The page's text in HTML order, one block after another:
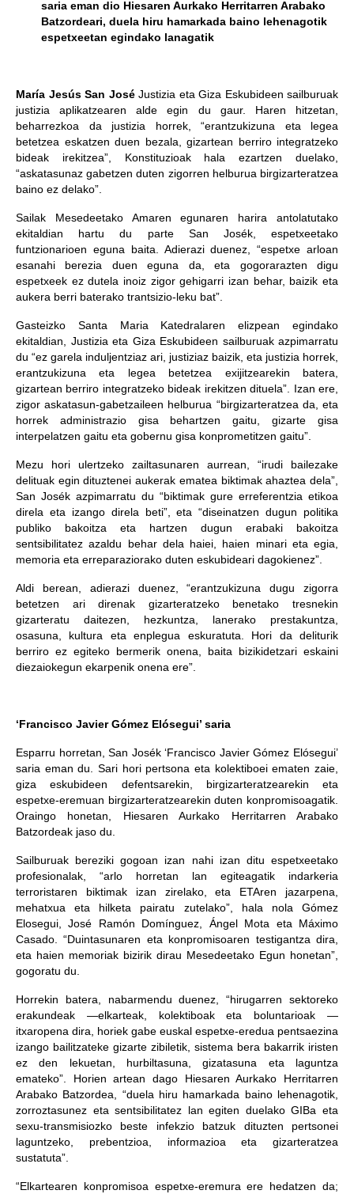
saria eman dio Hiesaren Aurkako Herritarren Arabako
Batzordeari, duela hiru hamarkada baino lehenagotik
espetxeetan egindako lanagatik
María Jesús San JoséJustizia eta Giza Eskubideen sailburuak
justizia aplikatzearen alde egin du gaur. Haren hitzetan,
beharrezkoa da justizia horrek, “erantzukizuna eta legea
betetzea eskatzen duen bezala, gizartean berriro integratzeko
bideak irekitzea”, Konstituzioak hala ezartzen duelako,
“askatasunaz gabetzen duten zigorren helburua birgizarteratzea
baino ez delako”.
Sailak Mesedeetako Amaren egunaren harira antolatutako
ekitaldian hartu du parte San Josék, espetxeetako
funtzionarioen eguna baita. Adierazi duenez, “espetxe arloan
esanahi berezia duen eguna da, eta gogorarazten digu
espetxeek ez dutela inoiz zigor gehigarri izan behar, baizik eta
aukera berri baterako trantsizio-leku bat”.
Gasteizko Santa Maria Katedralaren elizpean egindako
ekitaldian, Justizia eta Giza Eskubideen sailburuak azpimarratu
du “ez garela induljentziaz ari, justiziaz baizik, eta justizia horrek,
erantzukizuna eta legea betetzea exijitzearekin batera,
gizartean berriro integratzeko bideak irekitzen dituela”. Izan ere,
zigor askatasun-gabetzaileen helburua “birgizarteratzea da, eta
horrek administrazio gisa behartzen gaitu, gizarte gisa
interpelatzen gaitu eta gobernu gisa konprometitzen gaitu”.
Mezu hori ulertzeko zailtasunaren aurrean, “irudi bailezake
delituak egin dituztenei aukerak ematea biktimak ahaztea dela”,
San Josék azpimarratu du “biktimak gure erreferentzia etikoa
direla eta izango direla beti”, eta “diseinatzen dugun politika
publiko bakoitza eta hartzen dugun erabaki bakoitza
sentsibilitatez azaldu behar dela haiei, haien minari eta egia,
memoria eta erreparaziorako duten eskubideari dagokienez”.
Aldi berean, adierazi duenez, “erantzukizuna dugu zigorra
betetzen ari direnak gizarteratzeko benetako tresnekin
gizarteratu daitezen, hezkuntza, lanerako prestakuntza,
osasuna, kultura eta enplegua eskuratuta. Hori da deliturik
berriro ez egiteko bermerik onena, baita bizikidetzari eskaini
diezaiokegun ekarpenik onena ere”.
‘Francisco Javier Gómez Elósegui’ saria
Esparru horretan, San Josék ‘Francisco Javier Gómez Elósegui’
saria eman du. Sari hori pertsona eta kolektiboei ematen zaie,
giza eskubideen defentsarekin, birgizarteratzearekin eta
espetxe-eremuan birgizarteratzearekin duten konpromisoagatik.
Oraingo honetan, Hiesaren Aurkako Herritarren Arabako
Batzordeak jaso du.
Sailburuak bereziki gogoan izan nahi izan ditu espetxeetako
profesionalak, “arlo horretan lan egiteagatik indarkeria
terroristaren biktimak izan zirelako, eta ETAren jazarpena,
mehatxua eta hilketa pairatu zutelako”, hala nola Gómez
Elosegui, José Ramón Domínguez, Ángel Mota eta Máximo
Casado. “Duintasunaren eta konpromisoaren testigantza dira,
eta haien memoriak bizirik dirau Mesedeetako Egun honetan”,
gogoratu du.
Horrekin batera, nabarmendu duenez, “hirugarren sektoreko
erakundeak —elkarteak, kolektiboak eta boluntarioak —
itxaropena dira, horiek gabe euskal espetxe-eredua pentsaezina
izango bailitzateke gizarte zibiletik, sistema bera bakarrik iristen
ez den lekuetan, hurbiltasuna, gizatasuna eta laguntza
emateko”. Horien artean dago Hiesaren Aurkako Herritarren
Arabako Batzordea, “duela hiru hamarkada baino lehenagotik,
zorroztasunez eta sentsibilitatez lan egiten duelako GIBa eta
sexu-transmisiozko beste infekzio batzuk dituzten pertsonei
laguntzeko, prebentzioa, informazioa eta gizarteratzea
sustatuta”.
“Elkartearen konpromisoa espetxe-eremura ere hedatzen da;